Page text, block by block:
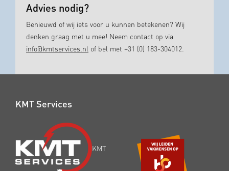
Advies nodig?
Benieuwd of wij iets voor u kunnen betekenen? Wij
denken graag met u mee! Neem contact op via
info@kmtservices.nl
of bel met +31 (0) 183-304012.
KMT Services
KMT